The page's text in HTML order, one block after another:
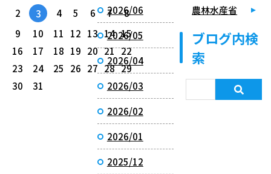
2
3 4 5 6 7
8
9
10 11 12 13 14 15
16
17 18 19 20 21 22
23
24 25 26 27 28 29
30
31
2026/06
2026/05
2026/04
2026/03
2026/02
2026/01
2025/12
農林水産省
ブログ内検
索